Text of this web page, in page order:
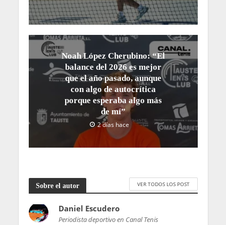
Noah López Cherubino: “El
balance del 2026 es mejor
que el año pasado, aunque
con algo de autocrítica
porque esperaba algo más
de mí”
2 días hace
Sobre el autor VER TODOS LOS POST
Daniel Escudero
Periodista deportivo en Canal Tenis